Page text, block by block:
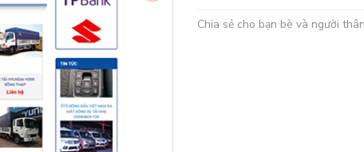
Chia sẻ cho bạn bè và người